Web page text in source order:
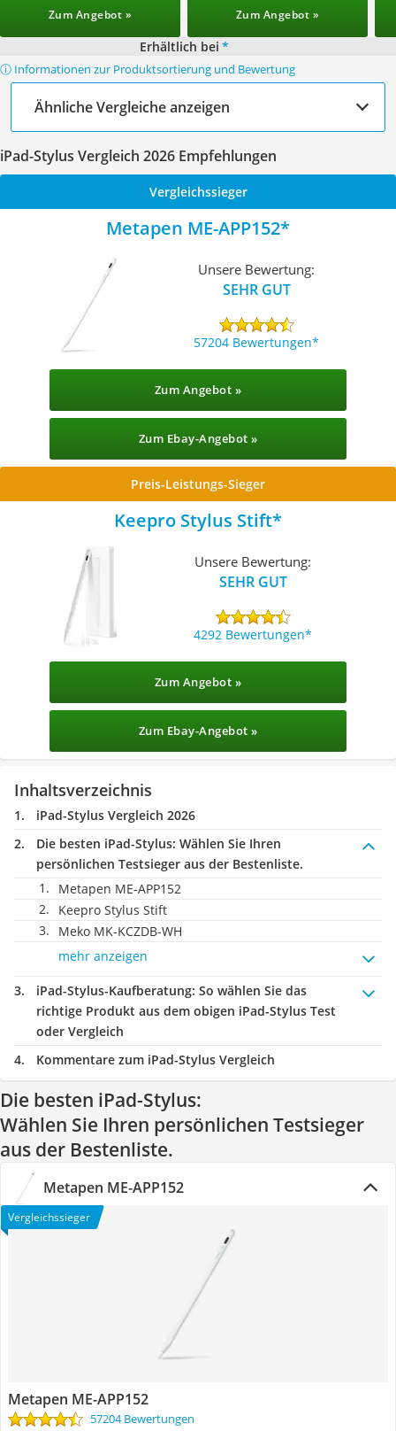
Zum Angebot » Zum Angebot »
Erhältlich bei *
ⓘ Informationen zur Produktsortierung und Bewertung
Ähnliche Vergleiche anzeigen
iPad-Stylus Vergleich 2026 Empfehlungen
Vergleichssieger
Metapen ME-APP152
Unsere Bewertung:
SEHR GUT
57204 Bewertungen
Zum Angebot »
Zum Ebay-Angebot »
Preis-Leistungs-Sieger
Keepro Stylus Stift
Unsere Bewertung:
SEHR GUT
4292 Bewertungen
Zum Angebot »
Zum Ebay-Angebot »
Inhaltsverzeichnis
iPad-Stylus Vergleich 2026
Die besten iPad-Stylus: Wählen Sie Ihren
persönlichen Testsieger aus der Bestenliste.
Metapen ME-APP152
Keepro Stylus Stift
Meko MK-KCZDB-WH
mehr anzeigen
iPad-Stylus-Kaufberatung: So wählen Sie das
richtige Produkt aus dem obigen iPad-Stylus Test
oder Vergleich
Kommentare zum iPad-Stylus Vergleich
Die besten iPad-Stylus:
Wählen Sie Ihren persönlichen Testsieger
aus der Bestenliste.
Metapen ME-APP152
Vergleichssieger
Metapen ME-APP152
57204 Bewertungen